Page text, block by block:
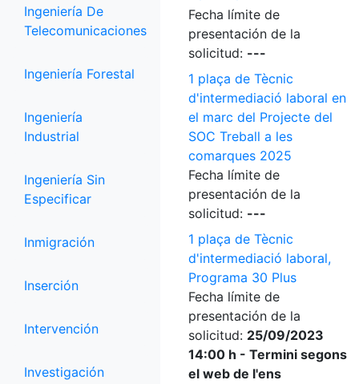
Ingeniería De
Telecomunicaciones
Ingeniería Forestal
Ingeniería
Industrial
Ingeniería Sin
Especificar
Inmigración
Inserción
Intervención
Investigación
Fecha límite de
presentación de la
solicitud: ---
1 plaça de Tècnic
d'intermediació laboral en
el marc del Projecte del
SOC Treball a les
comarques 2025
Fecha límite de
presentación de la
solicitud: ---
1 plaça de Tècnic
d'intermediació laboral,
Programa 30 Plus
Fecha límite de
presentación de la
solicitud: 25/09/2023
14:00 h - Termini segons
el web de l'ens